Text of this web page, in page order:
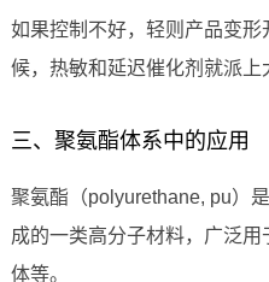
如果控制不好，轻则产品变
候，热敏和延迟催化剂就派上
三、聚氨酯体系中的应用
聚氨酯（polyurethane, pu）
成的一类高分子材料，广泛
体等。